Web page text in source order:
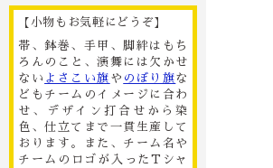
【小物もお気軽にどうぞ】
帯、鉢巻、手甲、脚絆はもち
ろんのこと、演舞には欠かせ
ない よさこい旗 や のぼり旗な
どもチームのイメージに合わ
せ、デザイン打合せから染
色、仕立てまで一貫生産して
おります。また、チーム名や
チームのロゴが入ったTシャ